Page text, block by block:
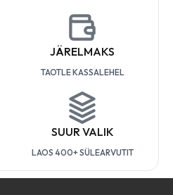
JÄRELMAKS
TAOTLE KASSALEHEL
SUUR VALIK
LAOS 400+ SÜLEARVUTIT